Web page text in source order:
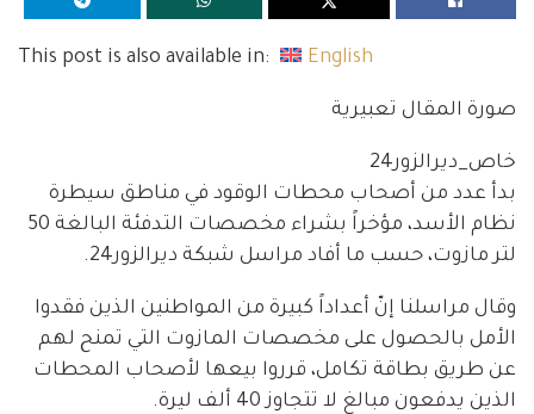
This post is also available in: English
صورة المقال تعبيرية
خاص_ديرالزور24
بدأ عدد من أصحاب محطات الوقود في مناطق سيطرة
نظام الأسد، مؤخراً بشراء مخصصات التدفئة البالغة 50
لتر مازوت، حسب ما أفاد مراسل شبكة ديرالزور24.
وقال مراسلنا إنّ أعداداً كبيرة من المواطنين الذين فقدوا
الأمل بالحصول على مخصصات المازوت التي تمنح لهم
عن طريق بطاقة تكامل، قرروا بيعها لأصحاب المحطات
الذين يدفعون مبالغ لا تتجاوز 40 ألف ليرة.